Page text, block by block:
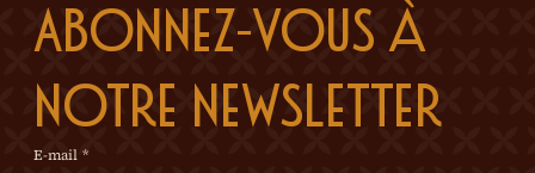
Abonnez-vous à
notre newsletter
E-mail *